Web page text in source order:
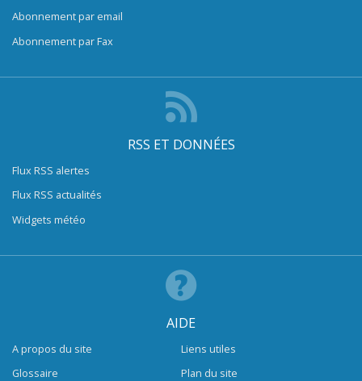
Abonnement par email
Abonnement par Fax
RSS ET DONNÉES
Flux RSS alertes
Flux RSS actualités
Widgets météo
AIDE
A propos du site
Glossaire
Liens utiles
Plan du site